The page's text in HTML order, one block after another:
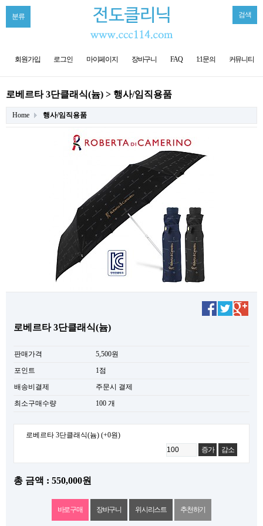
분류 검색
회원가입 로그인 마이페이지 장바구니 FAQ 1:1문의 커뮤니티
로베르타 3단클래식(늄) > 행사/임직용품
Home 행사/임직용품
로베르타 3단클래식(늄)
판매가격
5,500원
포인트
1점
배송비결제
주문시 결제
최소구매수량
100 개
로베르타 3단클래식(늄) (+0원)
증가
감소
총 금액 : 550,000원
위시리스트 추천하기